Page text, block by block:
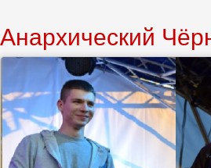
Анархический